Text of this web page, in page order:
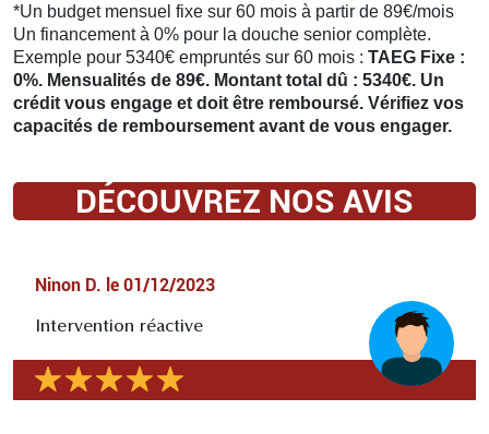
*Un budget mensuel fixe sur 60 mois à partir de 89€/mois
Un financement à 0% pour la douche senior complète.
Exemple pour 5340€ empruntés sur 60 mois : TAEG Fixe :
0%. Mensualités de 89€. Montant total dû : 5340€. Un
crédit vous engage et doit être remboursé. Vérifiez vos
capacités de remboursement avant de vous engager.
DÉCOUVREZ NOS AVIS
Ninon D. le 01/12/2023
Intervention réactive